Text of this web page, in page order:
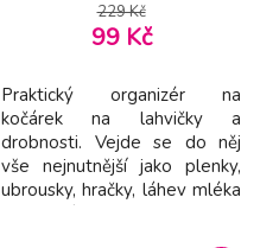
229 Kč
99 Kč
Praktický organizér na
kočárek na lahvičky a
drobnosti. Vejde se do něj
vše nejnutnější jako plenky,
ubrousky, hračky, láhev mléka